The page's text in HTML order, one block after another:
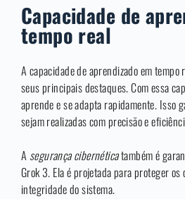
Capacidade de
tempo real
A capacidade de aprendizado em tempo
seus principais destaques. Com essa
aprende e se adapta rapidamente. Isso
sejam realizadas com precisão e
A segurança cibernéticatambém é
Grok 3. Ela é projetada para proteger
integridade do sistema.